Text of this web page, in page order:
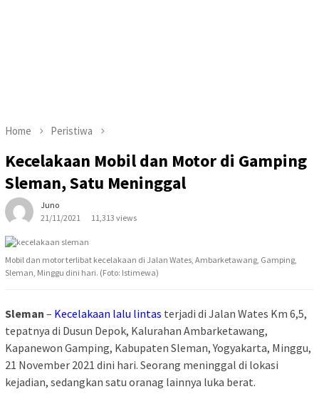
Home Peristiwa
Kecelakaan Mobil dan Motor di Gamping
Sleman, Satu Meninggal
Juno
21/11/2021
11,313 views
Mobil dan motor terlibat kecelakaan di Jalan Wates, Ambarketawang, Gamping,
Sleman, Minggu dini hari. (Foto: Istimewa)
Sleman – Kecelakaan lalu lintas terjadi di Jalan Wates Km 6,5,
tepatnya di Dusun Depok, Kalurahan Ambarketawang,
Kapanewon Gamping, Kabupaten Sleman, Yogyakarta, Minggu,
21 November 2021 dini hari. Seorang meninggal di lokasi
kejadian, sedangkan satu oranag lainnya luka berat.